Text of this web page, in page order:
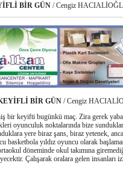
BİR GÜN / Cengiz
BİR GÜN / Cengiz
bir keyifti bugünkü maç. Zira gerek
oyunculuk noktalarında bize
yere biraz şans, biraz yetenek,
basketbola yıldız oyuncu olarak
döneminde okul takımına
Çalışarak oralara gelen insanları